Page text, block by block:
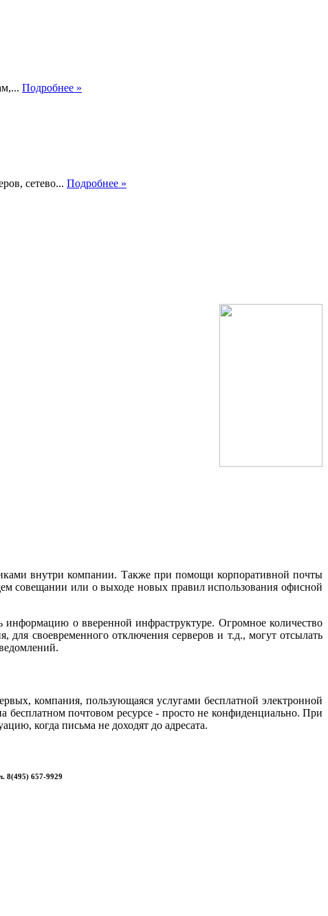
Подробнее »
сетево... Подробнее »
внутри компании. Также при помощи корпоративной почты
совещании или о выходе новых правил использования офисной
о вверенной инфраструктуре. Огромное количество
для своевременного отключения серверов и т.д., могут отсылать
компания, пользующаяся услугами бесплатной электронной
бесплатном почтовом ресурсе - просто не конфиденциально. При
когда письма не доходят до адресата.
8(495) 657-9929